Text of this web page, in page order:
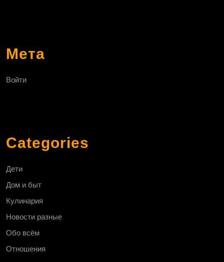
Мета
Войти
Categories
Дети
Дом и быт
Кулинария
Новости разные
Обо всём
Отношения